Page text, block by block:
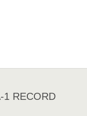
1 RECORD